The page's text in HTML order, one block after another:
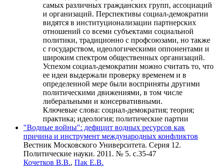
самых различных гражданских групп, ассоциаций
и организаций. Перспективы социал-демократии
видятся в институционализации партнерских
отношений со всеми субъектами социальной
политики, традиционно с профсоюзами, но также
с государством, идеологическими оппонентами и
широким спектром общественных организаций.
Успехом социал-демократии можно считать то, что
ее идеи выдержали проверку временем и в
определенной мере были восприняты другими
политическими движениями, в том числе
либеральными и консервативными.
Ключевые слова: социал-демократия; теория;
практика; идеология; политические партии
"Водные войны": дефицит водных ресурсов как
причина и инструмент международных конфликтов
Вестник Московского Университета. Серия 12.
Политические науки. 2011. № 5. c.35-47
Кочетков В.В., Пак Е.В.